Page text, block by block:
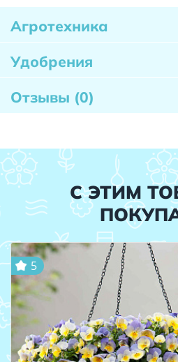
Агротехника
Удобрения
Отзывы (0)
С ЭТИМ
5